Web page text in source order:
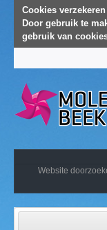
Cookies
Door gebruik te
gebruik van